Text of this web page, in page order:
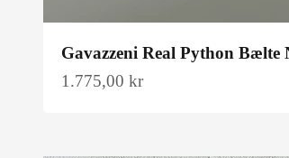
Gavazzeni Real Python Bælte
Salgspris
1.775,00 kr